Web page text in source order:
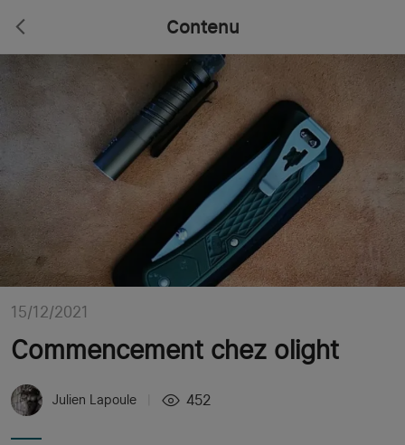
Contenu
15/12/2021
Commencement chez olight
Julien Lapoule 452